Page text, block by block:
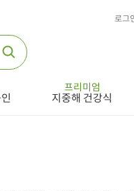
로그
프리미엄
지중해 건강식